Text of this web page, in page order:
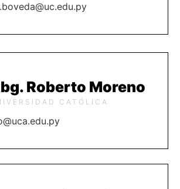
Roberto Moreno
CATÓLICA